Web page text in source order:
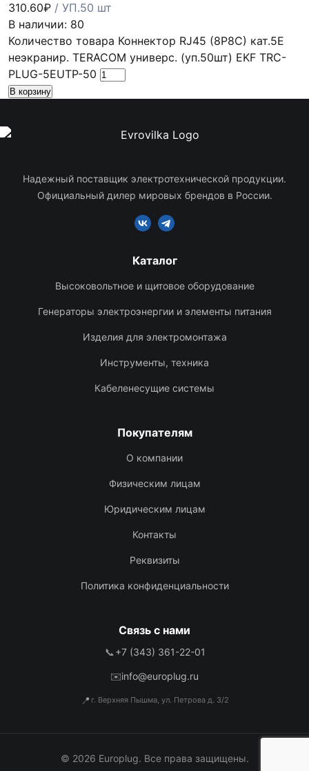
310.60₽ / УП.50 шт
В наличии: 80
Количество товара Коннектор RJ45 (8P8C) кат.5E
неэкранир. TERACOM универс. (уп.50шт) EKF TRC-
PLUG-5EUTP-50
В корзину
Надежный поставщик электротехнической продукции.
Официальный дилер мировых брендов в России.
Каталог
Высоковольтное и щитовое оборудование
Генераторы электроэнергии и элементы питания
Изделия для электромонтажа
Инструменты, техника
Кабеленесущие системы
Покупателям
О компании
Физическим лицам
Юридическим лицам
Контакты
Реквизиты
Политика конфиденциальности
Связь с нами
📞 +7 (343) 361-22-01
✉️info@europlug.ru
📍 г. Верхняя Пышма, ул. Петрова д. 3/2
© 2026 Europlug. Все права защищены.